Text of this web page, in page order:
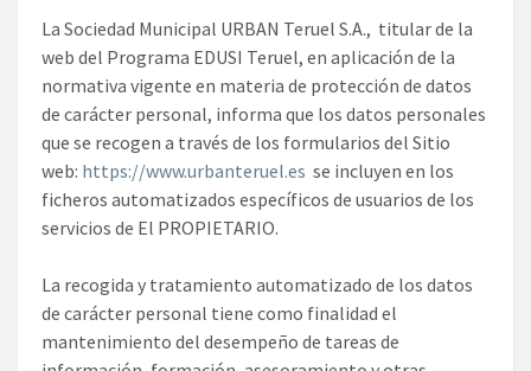
La Sociedad Municipal URBAN Teruel S.A., titular de la
web del Programa EDUSI Teruel, en aplicación de la
normativa vigente en materia de protección de datos
de carácter personal, informa que los datos personales
que se recogen a través de los formularios del Sitio
web: https://www.urbanteruel.es se incluyen en los
ficheros automatizados específicos de usuarios de los
servicios de El PROPIETARIO.
La recogida y tratamiento automatizado de los datos
de carácter personal tiene como finalidad el
mantenimiento del desempeño de tareas de